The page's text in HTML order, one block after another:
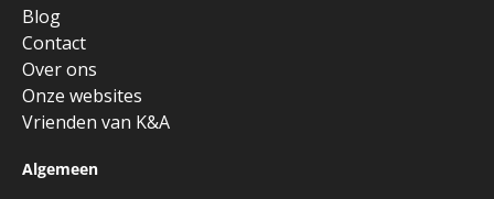
Blog
Contact
Over ons
Onze websites
Vrienden van K&A
Algemeen